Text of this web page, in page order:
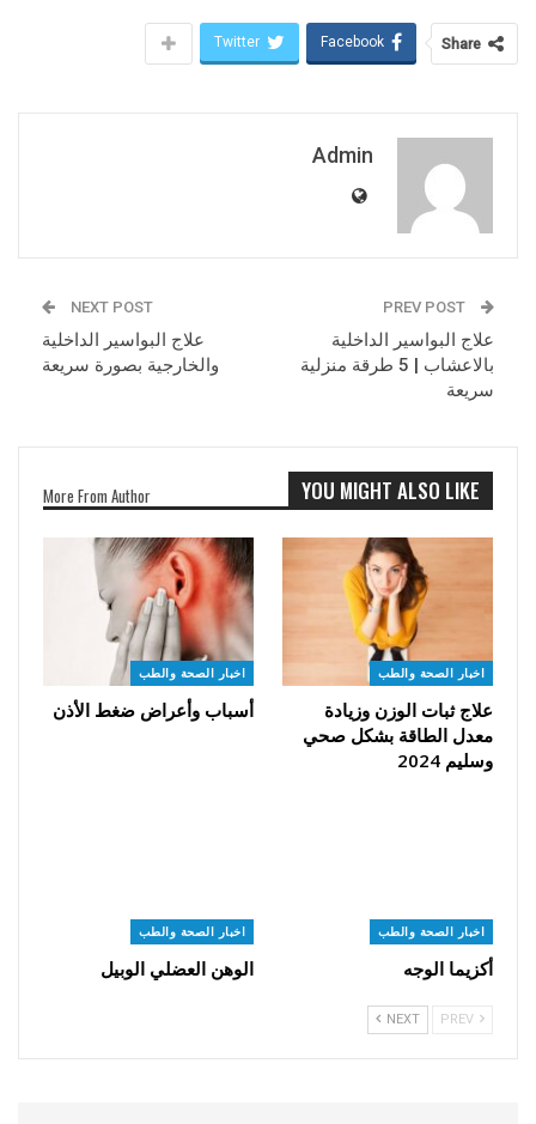
Share
Facebook
Twitter
Admin
علاج البواسير الداخلية
بالاعشاب | 5 طرقة منزلية
سريعة
NEXT POST
علاج البواسير الداخلية
والخارجية بصورة سريعة
YOU MIGHT ALSO LIKE
More From Author
اخبار الصحة والطب
علاج ثبات الوزن وزيادة
معدل الطاقة بشكل صحي
وسليم 2024
اخبار الصحة والطب
أسباب وأعراض ضغط الأذن
اخبار الصحة والطب
أكزيما الوجه
اخبار الصحة والطب
الوهن العضلي الوبيل
NEXT